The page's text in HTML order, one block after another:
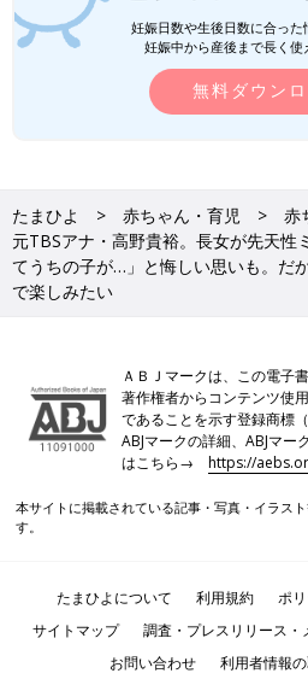
妊娠日数や生後日数に合った
妊娠中から産後まで長く使
無料ダウン
たまひよ 赤ちゃん・育児
赤
元TBSアナ・高野貴裕。長女が先天性
てうちの子が…」と悔しい思いも。だ
で楽しみたい
ＡＢＪマークは、この電子
著作権者からコンテンツ使
であることを示す登録商標
ABJマークの詳細、ABJマ
はこちら→https://
本サイトに掲載されている記事・写真・イラス
す。
たまひよについて 利用規約 ポ
サイトマップ
調査・プレスリリース・
お問い合わせ
利用者情報